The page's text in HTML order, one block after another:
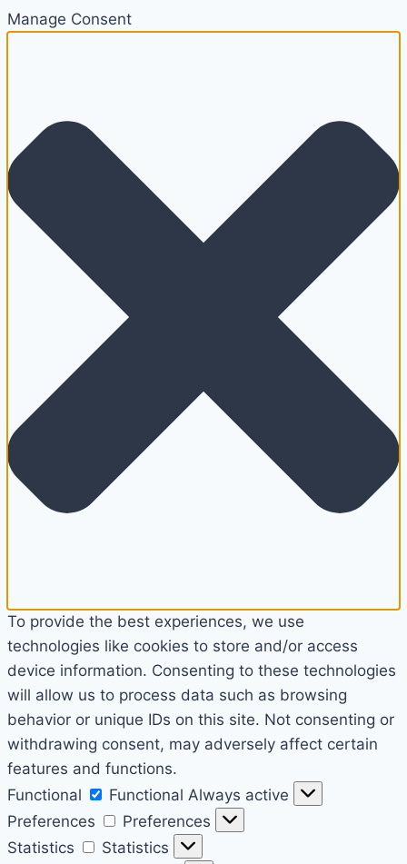
Manage Consent
To provide the best experiences, we use
technologies like cookies to store and/or access
device information. Consenting to these technologies
will allow us to process data such as browsing
behavior or unique IDs on this site. Not consenting or
withdrawing consent, may adversely affect certain
features and functions.
Functional
Functional Always active
Preferences
Preferences
Statistics
Statistics